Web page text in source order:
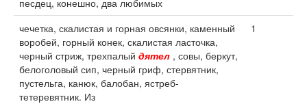
песдец, конешно, два любимых
чечетка, скалистая и горная овсянки, каменный
воробей, горный конек, скалистая ласточка,
черный стриж, трехпалый дятел , совы, беркут,
белоголовый сип, черный гриф, стервятник,
пустельга, канюк, балобан, ястреб-
тетеревятник. Из
1